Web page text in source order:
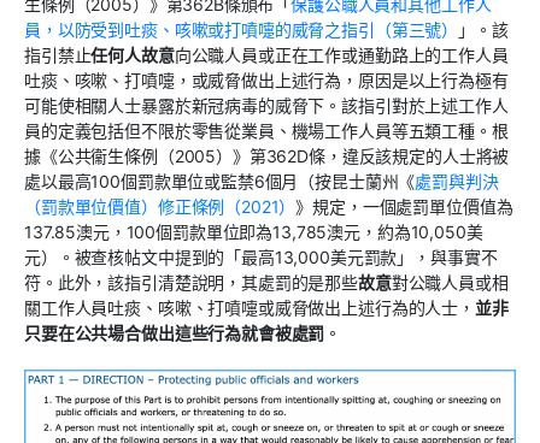
員，以防受到吐痰、咳嗽或打噴嚏的威脅之指引（第三號）
」。該
指引禁止任何人故意向公職人員或正在工作或通勤路上的工作人員
吐痰、咳嗽、打噴嚏，或威脅做出上述行為，原因是以上行為極有
可能使相關人士暴露於新冠病毒的威脅下。該指引對於上述工作人
員的定義包括但不限於零售從業員、機場工作人員等五類工種。根
據《公共衞生條例（2005）》第362D條，違反該規定的人士將被
處以最高100個罰款單位或監禁6個月（按昆士蘭州《處罰與判決
（罰款單位價值）修正條例（2021）》規定，一個處罰單位價值為
137.85澳元，100個罰款單位即為13,785澳元，約為10,050美
元）。被查核帖文中提到的「最高13,000美元罰款」，與事實不
符。此外，該指引清楚說明，其處罰的是那些故意對公職人員或相
關工作人員吐痰、咳嗽、打噴嚏或威脅做出上述行為的人士， 並非
只要在公共場合做出這些行為就會被處罰 。